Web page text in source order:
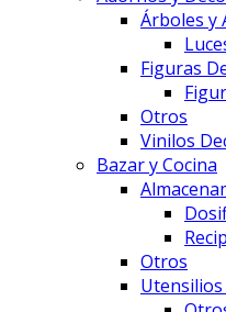
Árboles y
Figuras
Otros
Vinilos
Bazar y Cocina
Otros